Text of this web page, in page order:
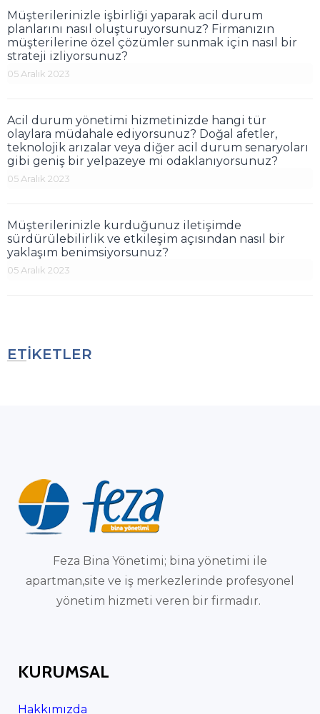
Müşterilerinizle işbirliği yaparak acil durum
planlarını nasıl oluşturuyorsunuz? Firmanızın
müşterilerine özel çözümler sunmak için nasıl bir
strateji izliyorsunuz?
05 Aralık 2023
Acil durum yönetimi hizmetinizde hangi tür
olaylara müdahale ediyorsunuz? Doğal afetler,
teknolojik arızalar veya diğer acil durum senaryoları
gibi geniş bir yelpazeye mi odaklanıyorsunuz?
05 Aralık 2023
Müşterilerinizle kurduğunuz iletişimde
sürdürülebilirlik ve etkileşim açısından nasıl bir
yaklaşım benimsiyorsunuz?
05 Aralık 2023
ETİKETLER
Feza Bina Yönetimi; bina yönetimi ile
apartman,site ve iş merkezlerinde profesyonel
yönetim hizmeti veren bir firmadır.
KURUMSAL
Hakkımızda